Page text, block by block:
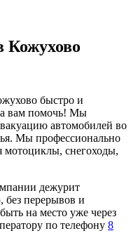
Кожухово
быстро и
вам помочь! Мы
автомобилей во
Мы профессионально
мотоциклы, снегоходы,
дежурит
без перерывов и
на место уже через
по телефону 8